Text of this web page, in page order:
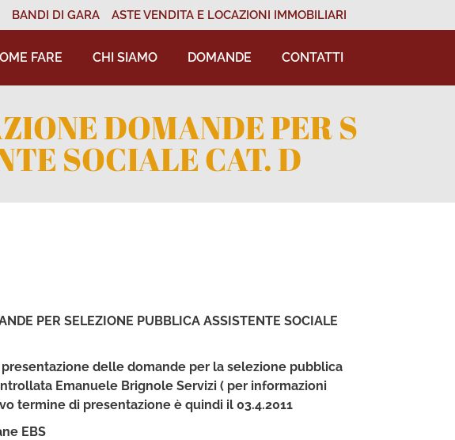
BANDI DI GARA ASTE VENDITA E LOCAZIONI IMMOBILIARI
FARE CHI SIAMO DOMANDE CONTATTI
DOMANDE PER S
SOCIALE CAT. D
PER SELEZIONE PUBBLICA ASSISTENTE SOCIALE
delle domande per la selezione pubblica
Emanuele Brignole Servizi ( per informazioni
termine di presentazione è quindi il 03.4.2011
EBS